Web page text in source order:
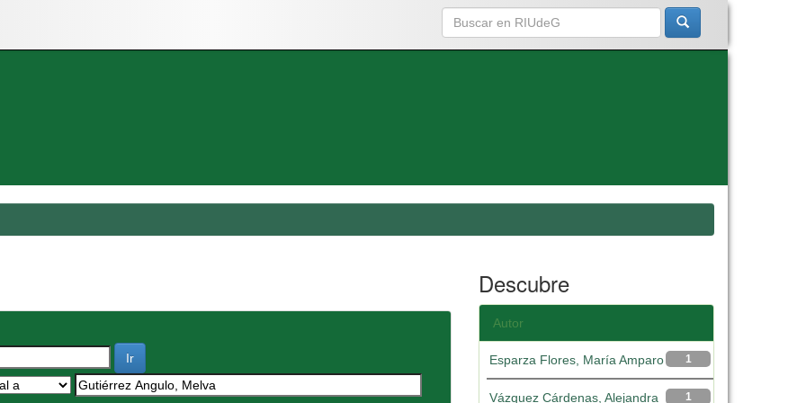
Descubre
Autor
1
Esparza Flores, María Amparo
1
Vázquez Cárdenas, Alejandra